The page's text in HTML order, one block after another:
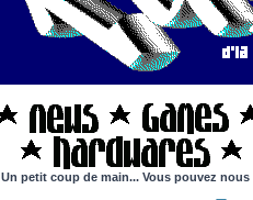
Un petit coup de main... Vous pouvez